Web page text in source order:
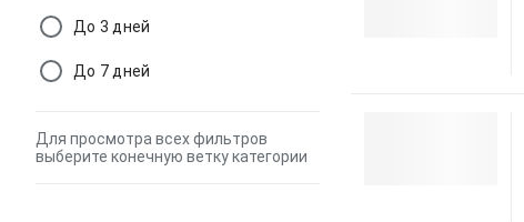
До 3 дней
До 7 дней
Для просмотра всех фильтров
выберите конечную ветку категории